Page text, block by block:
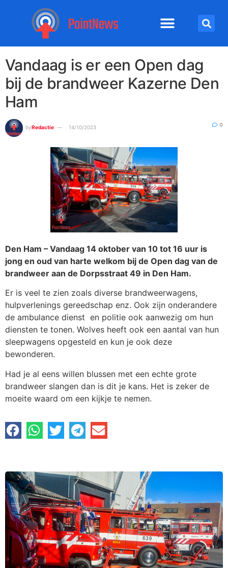
Vandaag is er een Open dag
bij de brandweer Kazerne Den
Ham
byRedactie 14/10/2023 0
Den Ham – Vandaag 14 oktober van 10 tot 16 uur is
jong en oud van harte welkom bij de Open dag van de
brandweer aan de Dorpsstraat 49 in Den Ham.
Er is veel te zien zoals diverse brandweerwagens,
hulpverlenings gereedschap enz. Ook zijn onderandere
de ambulance dienst en politie ook aanwezig om hun
diensten te tonen. Wolves heeft ook een aantal van hun
sleepwagens opgesteld en kun je ook deze
bewonderen.
Had je al eens willen blussen met een echte grote
brandweer slangen dan is dit je kans. Het is zeker de
moeite waard om een kijkje te nemen.